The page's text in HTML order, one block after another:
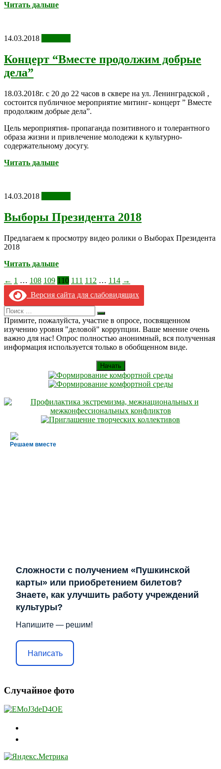
Читать дальше
14.03.2018
Концерт “Вместе продолжим добрые
дела”
18.03.2018г. с 20 до 22 часов в сквере на ул. Ленинградской ,
состоится публичное мероприятие митинг- концерт ” Вместе
продолжим добрые дела”.
Цель мероприятия- пропаганда позитивного и толерантного
образа жизни и привлечение молодежи к культурно-
содержательному досугу.
Читать дальше
14.03.2018
Выборы Президента 2018
Предлагаем к просмотру видео ролики о Выборах Президента
2018
Читать дальше
Пагинация
записей
← 1 … 108 109 110 111 112 … 114 →
Версия сайта для слабовидящих
Search
for:
Искать
Примите, пожалуйста, участие в опросе, посвященном
изучению уровня "деловой" коррупции. Ваше мнение очень
важно для нас! Опрос полностью анонимный, вся полученная
информация используется только в обобщенном виде.
Начать
Решаем вместе
Сложности с получением «Пушкинской
карты» или приобретением билетов?
Знаете, как улучшить работу учреждений
культуры?
Напишите — решим!
Написать
Случайное фото